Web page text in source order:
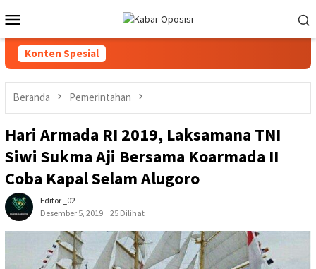
ke
kontenMobile
Konten Spesial
Beranda Pemerintahan
Hari Armada RI 2019, Laksamana TNI
Siwi Sukma Aji Bersama Koarmada II
Coba Kapal Selam Alugoro
Editor _02
Desember 5, 2019
25 Dilihat